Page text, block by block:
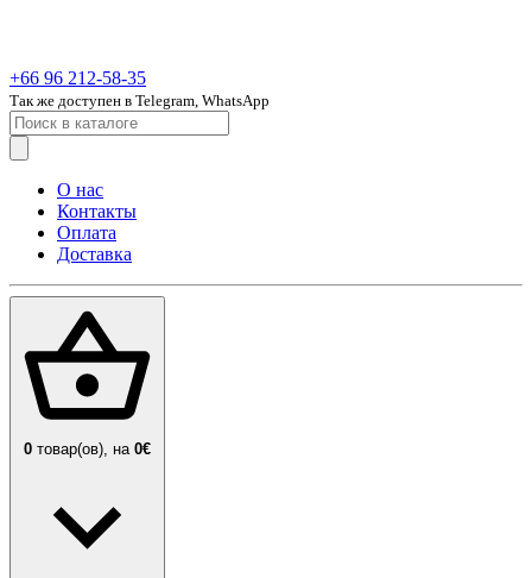
+66 96 212-58-35
Так же доступен в Telegram, WhatsApp
О нас
Контакты
Оплата
Доставка
0 товар(ов), на 0€